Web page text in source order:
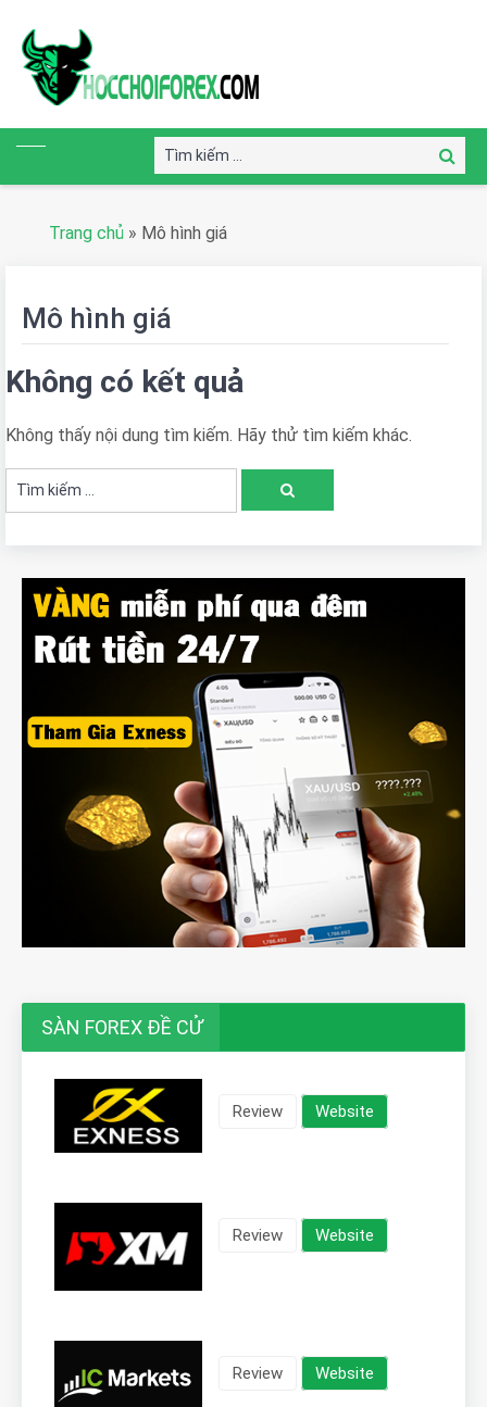
Tìm
kiếm:
Tìm
kiếm
Trang chủ » Mô hình giá
Mô hình giá
Không có kết quả
Không thấy nội dung tìm kiếm. Hãy thử tìm kiếm khác.
Tìm
kiếm:
Tìm
SÀN FOREX ĐỀ CỬ
Review Website
Review Website
Review Website